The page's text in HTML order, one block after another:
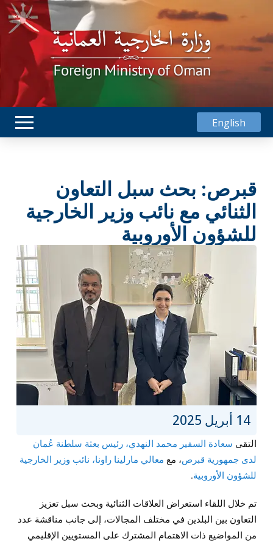
English
قبرص: بحث سبل التعاون
الثنائي مع نائب وزير الخارجية
للشؤون الأوروبية
14 أبريل 2025
التقى سعادة السفير محمد النهدي، رئيس بعثة سلطنة عُمان
لدى جمهورية قبرص، مع معالي مارلينا راونا، نائب وزير الخارجية
للشؤون الأوروبية.
تم خلال اللقاء استعراض العلاقات الثنائية وبحث سبل تعزيز
التعاون بين البلدين في مختلف المجالات، إلى جانب مناقشة عدد
من المواضيع ذات الاهتمام المشترك على المستويين الإقليمي